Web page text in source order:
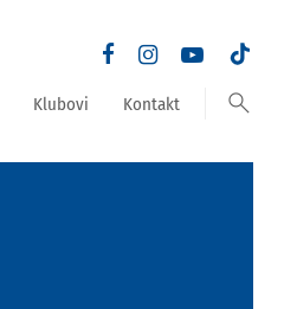
Klubovi Kontakt search